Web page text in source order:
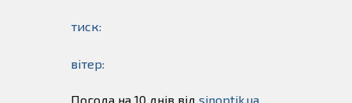
тиск:
вітер:
Погода на 10 днів від sinoptik.ua